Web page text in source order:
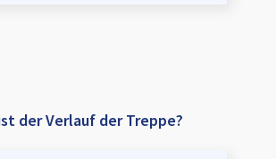
der Verlauf der Treppe?